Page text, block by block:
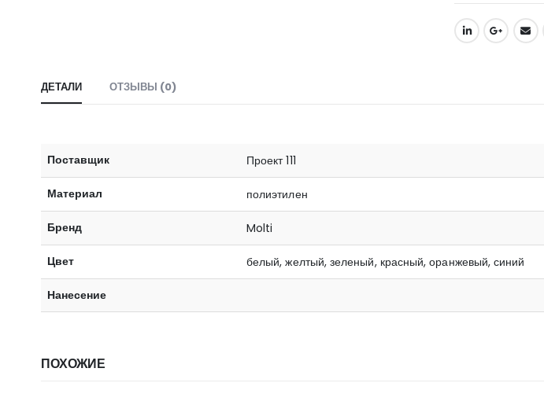
ДЕТАЛИ ОТЗЫВЫ (0)
Поставщик Проект 111
Материал полиэтилен
Бренд Molti
Цвет белый, желтый, зеленый, красный, оранжевый, синий
Нанесение
ПОХОЖИЕ